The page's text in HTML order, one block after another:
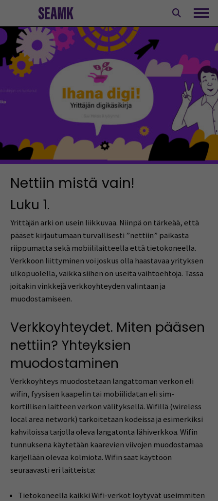
Nettiin mistä vain!
Luku 1.
Yrittäjän arki on usein liikkuvaa. Niinpä on tärkeää, että
pääset kirjautumaan turvallisesti ”nettiin” paikasta
riippumatta sekä mobiililaitteella että tietokoneella.
Verkkoon liittyminen voi joskus olla haastavaa yrityksen
ulkopuolella, vaikka siihen on useita vaihtoehtoja. Tässä
joitakin vinkkejä verkkoyhteyden valintaan ja
muodostamiseen.
Verkkoyhteydet. Miten pääsen
nettiin? Yhteyksien
muodostaminen
Verkkoyhteys muodostetaan langattoman verkon eli
wifin, fyysisen kaapelin tai mobiilidatan eli sim-
kortillisen laitteen verkon välityksellä. Wifillä (wireless
local area network) tarkoitetaan kodeissa ja esimerkiksi
kahviloissa tarjolla oleva langatonta lähiverkkoa. Wifin
tunnuksena käytetään kaarevien viivojen muodostamaa
kärjellään olevaa kolmiota. Wifin saat käyttöön
seuraavasti eri laitteista:
Tietokoneella kaikki Wifi-verkot löytyvät useimmiten